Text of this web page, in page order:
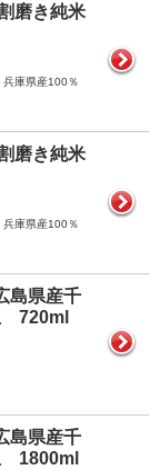
磨き純米
兵庫県産100％
磨き純米
兵庫県産100％
県産千
720ml
県産千